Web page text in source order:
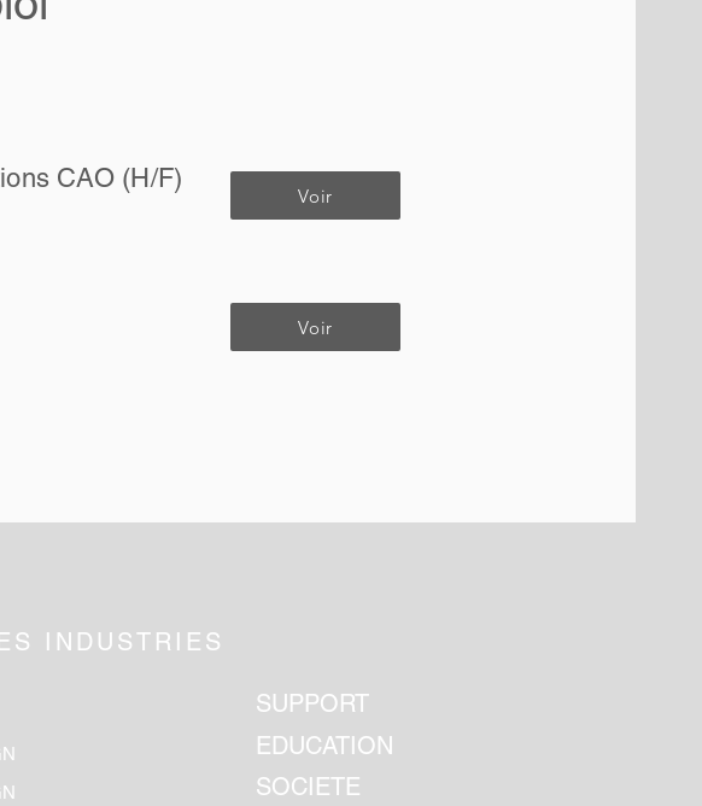
CAO (H/F)
Voir
Voir
INDUSTRIES
SUPPORT
EDUCATION
SOCIETE